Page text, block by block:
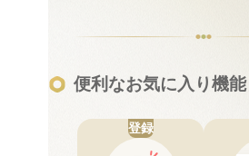
便利なお気に入り機能
登録